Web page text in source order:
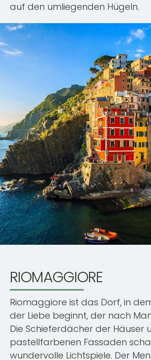
auf den umliegenden Hügeln.
RIOMAGGIORE
Riomaggiore ist das Dorf, in
der Liebe beginnt, der nach
Die Schieferdächer der Häuser
pastellfarbenen Fassaden
wundervolle Lichtspiele. Der